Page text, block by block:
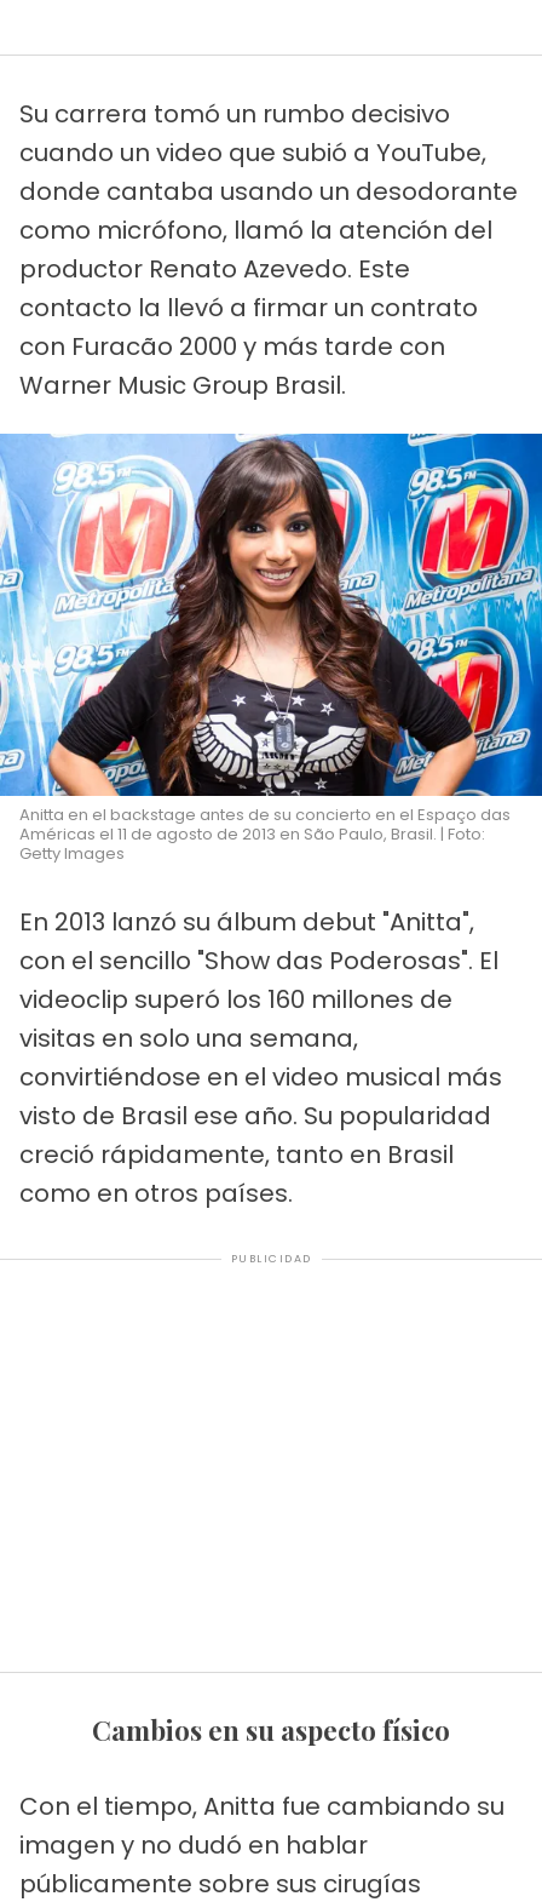
Su carrera tomó un rumbo decisivo
cuando un video que subió a YouTube,
donde cantaba usando un desodorante
como micrófono, llamó la atención del
productor Renato Azevedo. Este
contacto la llevó a firmar un contrato
con Furacão 2000 y más tarde con
Warner Music Group Brasil.
Anitta en el backstage antes de su concierto en el Espaço das
Américas el 11 de agosto de 2013 en São Paulo, Brasil. | Foto:
Getty Images
En 2013 lanzó su álbum debut "Anitta",
con el sencillo "Show das Poderosas". El
videoclip superó los 160 millones de
visitas en solo una semana,
convirtiéndose en el video musical más
visto de Brasil ese año. Su popularidad
creció rápidamente, tanto en Brasil
como en otros países.
PUBLICIDAD
Cambios en su aspecto físico
Con el tiempo, Anitta fue cambiando su
imagen y no dudó en hablar
públicamente sobre sus cirugías